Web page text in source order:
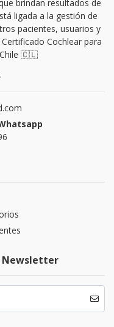
brindan resultados de
ligada a la gestión de
pacientes, usuarios y
Cochlear para
Chile 🇨🇱
Newsletter